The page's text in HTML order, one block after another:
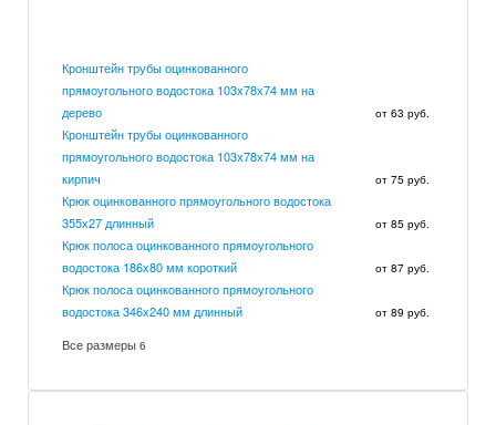
Кронштейн трубы оцинкованного
прямоугольного водостока 103х78х74 мм на
дерево
от 63 руб.
Кронштейн трубы оцинкованного
прямоугольного водостока 103х78х74 мм на
кирпич
от 75 руб.
Крюк оцинкованного прямоугольного водостока
355х27 длинный
от 85 руб.
Крюк полоса оцинкованного прямоугольного
водостока 186х80 мм короткий
от 87 руб.
Крюк полоса оцинкованного прямоугольного
водостока 346х240 мм длинный
от 89 руб.
Все размеры 6